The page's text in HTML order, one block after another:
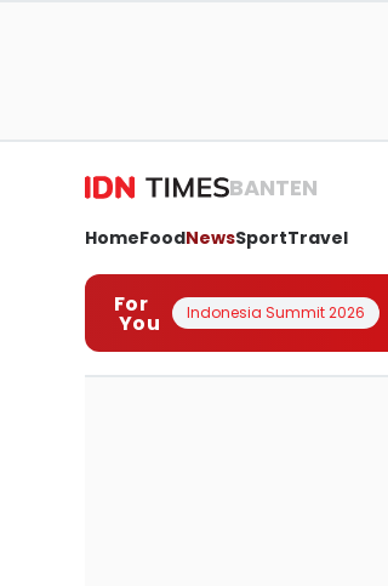
BANTEN
HomeFoodNewsSportTravel
For
You Indonesia Summit 2026